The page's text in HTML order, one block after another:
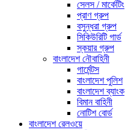
সেলস / মার্কেটিং
প্রাণ গ্রুপ
বসুন্ধরা গ্রুপ
সিকিউরিটি গার্ড
স্কয়ার গ্রুপ
বাংলাদেশ নৌবাহিনী
গার্মেন্টস
বাংলাদেশ পুলিশ
বাংলাদেশ ব্যাংক
বিমান বাহিনী
নোটিশ বোর্ড
বাংলাদেশ রেলওয়ে